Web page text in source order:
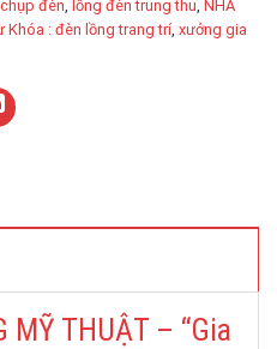
đèn lồng đèn trung thu NHÀ
Khóa : đèn lồng trang trí xưởng gia
MỸ THUẬT – “Gia